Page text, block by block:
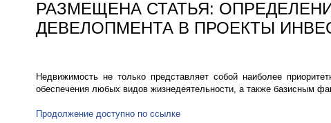
РАЗМЕЩЕНА СТАТЬЯ:
ДЕВЕЛОПМЕНТА В ПРОЕКТЫ
Недвижимость не только представляет собой наиболее
обеспечения любых видов жизнедеятельности, а также базисным
Продолжение доступно по ссылке